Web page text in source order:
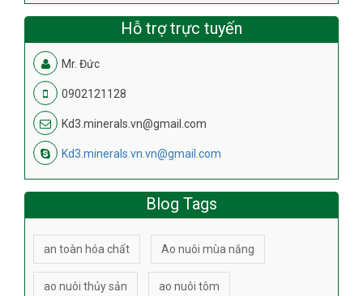
Hỗ trợ trực tuyến
Mr. Đức
0902121128
Kd3.minerals.vn@gmail.com
Kd3.minerals.vn.vn@gmail.com
Blog Tags
an toàn hóa chất Ao nuôi mùa nắng
ao nuôi thủy sản ao nuôi tôm